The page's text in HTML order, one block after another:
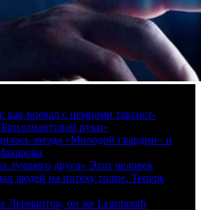
как воевал с немцами таксист-
руки»
звезда «Молодой гвардии» и
лучшего друга» Этот человек
людей на потеху толпе. Теперь
Лермантов, он же Learmonth